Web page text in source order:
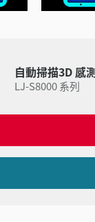
自動掃描3D 感
LJ-S8000 系列